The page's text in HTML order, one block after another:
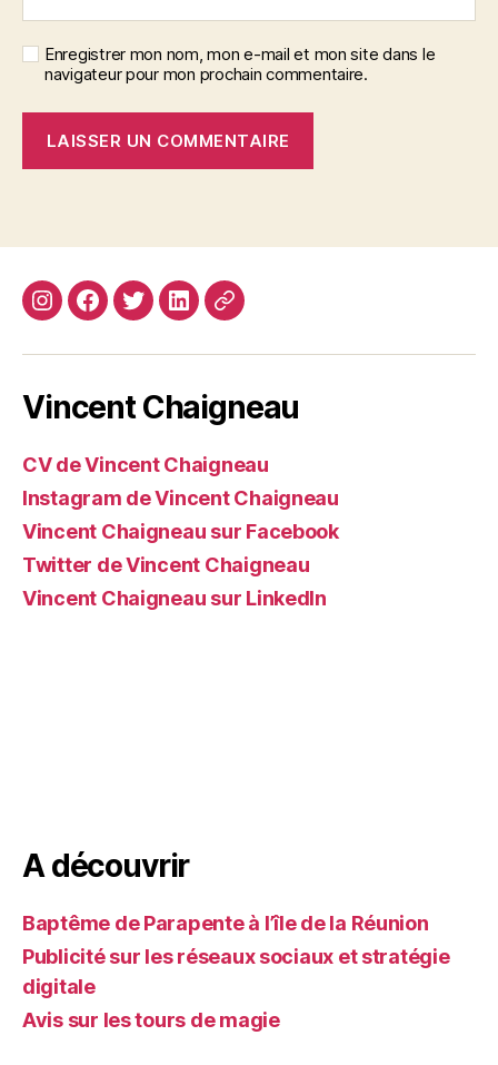
Enregistrer mon nom, mon e-mail et mon site dans le
navigateur pour mon prochain commentaire.
InstagramFacebook
TwitterLinkedin
Site
Vincent Chaigneau
CV de Vincent Chaigneau
Instagram de Vincent Chaigneau
Vincent Chaigneau sur Facebook
Twitter de Vincent Chaigneau
Vincent Chaigneau sur LinkedIn
A découvrir
Baptême de Parapente à l’île de la Réunion
Publicité sur les réseaux sociaux et stratégie
digitale
Avis sur les tours de magie